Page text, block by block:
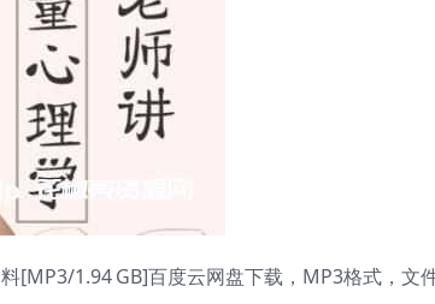
[MP3/1.94 GB]百度云网盘下载，MP3格式，文